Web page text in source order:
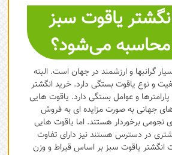
یاقوت سبز
می‌شود؟
گرانبها و ارزشمند در جهان است. البته
و نوع یاقوت بستگی دارد. خرید انگشتر
و عوامل بستگی دارد. یاقوت هایی
جهانی به صورت مزایده ای به فروش
برخوردار هستند. اما یاقوت هایی
در دسترس هستند نیز دارای تفاوت
یاقوت سبز بر اساس قیراط و وزن